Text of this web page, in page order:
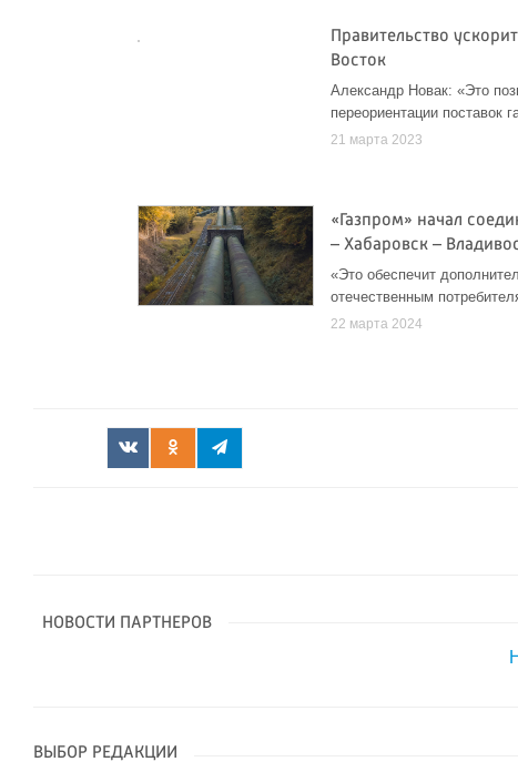
Правительство
Восток
Александр Новак: «Это
переориентации поставок
21 марта 2023
«Газпром» начал
– Хабаровск –
«Это обеспечит
отечественным
22 марта 2024
НОВОСТИ ПАРТНЕРОВ
ВЫБОР РЕДАКЦИИ